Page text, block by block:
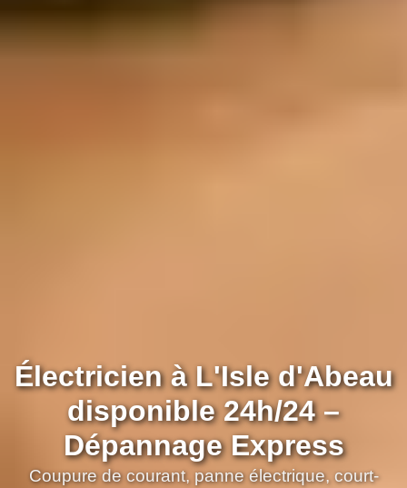
Électricien à L'Isle d'Abeau
disponible 24h/24 –
Dépannage Express
Coupure de courant, panne électrique, court-